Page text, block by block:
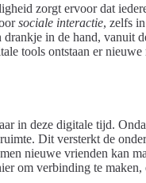
zorgt ervoor dat
sociale interactie, zelfs
in de hand, vanuit
tools ontstaan er
in deze digitale tijd.
Dit versterkt de
nieuwe vrienden kan
om verbinding te maken,